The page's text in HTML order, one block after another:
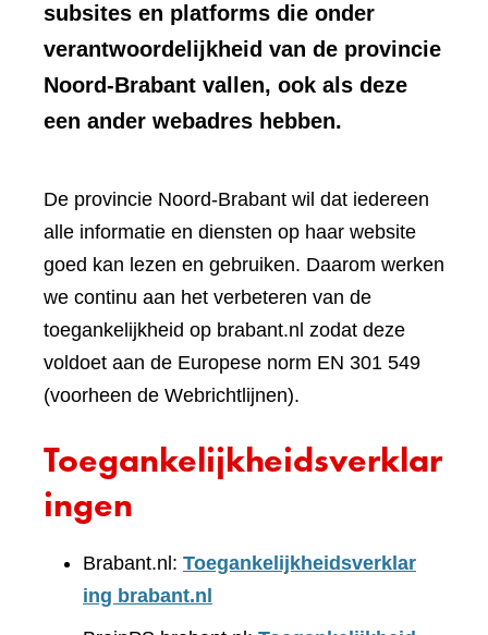
subsites en platforms die onder
verantwoordelijkheid van de provincie
Noord-Brabant vallen, ook als deze
een ander webadres hebben.
De provincie Noord-Brabant wil dat iedereen
alle informatie en diensten op haar website
goed kan lezen en gebruiken. Daarom werken
we continu aan het verbeteren van de
toegankelijkheid op brabant.nl zodat deze
voldoet aan de Europese norm EN 301 549
(voorheen de Webrichtlijnen).
Toegankelijkheidsverklar
ingen
Brabant.nl: Toegankelijkheidsverklar
ing brabant.nl